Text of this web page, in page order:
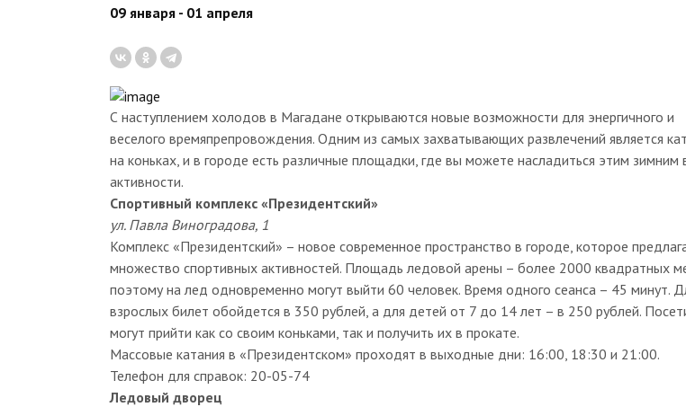
09 января - 01 апреля
С наступлением холодов в Магадане открываются новые возможности для энергичного и
веселого времяпрепровождения. Одним из самых захватывающих развлечений является
на коньках, и в городе есть различные площадки, где вы можете насладиться этим зимним
активности.
Спортивный комплекс «Президентский»
ул. Павла Виноградова, 1
Комплекс «Президентский» – новое современное пространство в городе, которое
множество спортивных активностей. Площадь ледовой арены – более 2000 квадратных
поэтому на лед одновременно могут выйти 60 человек. Время одного сеанса – 45 минут.
взрослых билет обойдется в 350 рублей, а для детей от 7 до 14 лет – в 250 рублей.
могут прийти как со своим коньками, так и получить их в прокате.
Массовые катания в «Президентском» проходят в выходные дни: 16:00, 18:30 и 21:00.
Телефон для справок: 20-05-74
Ледовый дворец